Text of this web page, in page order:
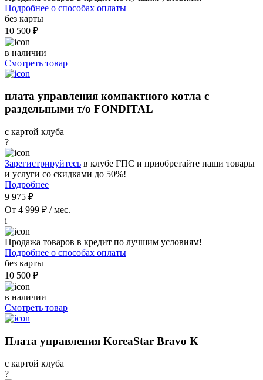
Подробнее о способах оплаты
без карты
10 500 ₽
в наличии
Смотреть товар
плата управления компактного котла с
раздельными т/о FONDITAL
с картой клуба
?
Зарегистрируйтесь в клубе ГПС и приобретайте наши товары
и услуги со скидками до 50%!
Подробнее
9 975 ₽
От 4 999 ₽ / мес.
i
Продажа товаров в кредит по лучшим условиям!
Подробнее о способах оплаты
без карты
10 500 ₽
в наличии
Смотреть товар
Плата управления KoreaStar Bravo K
с картой клуба
?